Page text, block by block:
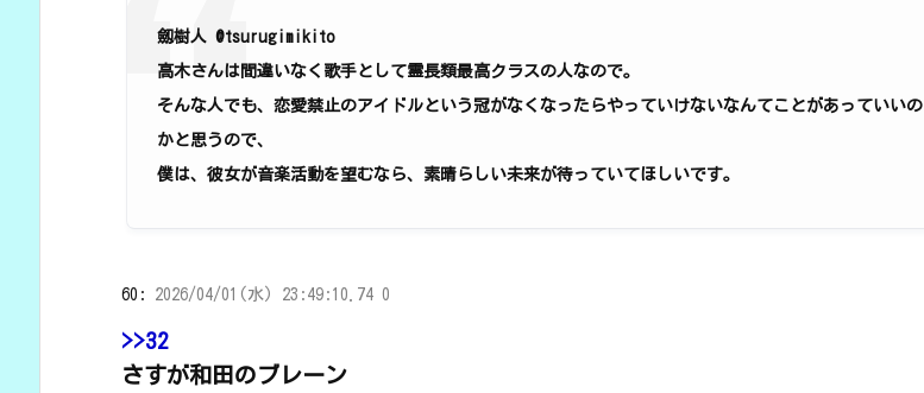
劔樹人 @tsurugimikito
高木さんは間違いなく歌手として霊長類最高クラスの人なので。
そんな人でも、恋愛禁止のアイドルという冠がなくなったらやっていけないなんてことがあっていいの
かと思うので、
僕は、彼女が音楽活動を望むなら、素晴らしい未来が待っていてほしいです。
60: 2026/04/01(水) 23:49:10.74 0
>>32
さすが和田のブレーン